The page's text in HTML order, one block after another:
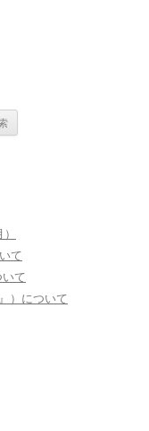
て
て
）について